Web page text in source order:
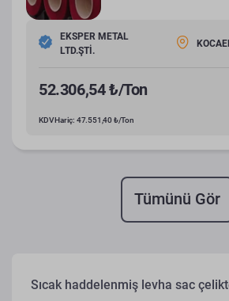
EKSPER METAL
LTD.ŞTİ.
52.306,54 ₺/Ton
KDV Hariç: 47.551,40 ₺/Ton
Tümünü Gör
Sıcak haddelenmiş levha sac